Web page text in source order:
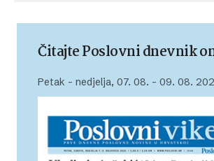
Čitajte Poslovni dnevnik
Petak – nedjelja, 07. 08. – 09. 08.